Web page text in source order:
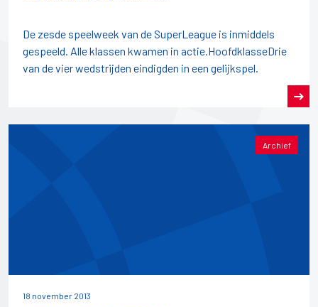
De zesde speelweek van de SuperLeague is inmiddels
gespeeld. Alle klassen kwamen in actie.HoofdklasseDrie
van de vier wedstrijden eindigden in een gelijkspel.
Archief
18 november 2013